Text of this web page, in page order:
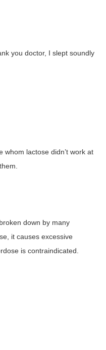
you doctor, I slept soundly
whom lactose didn’t work at
down by many
it causes excessive
is contraindicated.